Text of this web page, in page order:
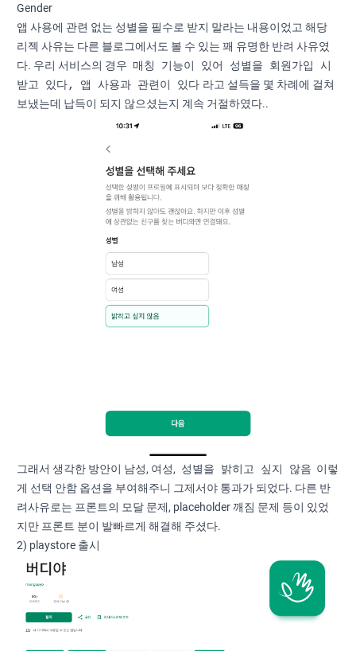
Gender
앱 사용에 관련 없는 성별을 필수로 받지 말라는 내용이었고 해당
리젝 사유는 다른 블로그에서도 볼 수 있는 꽤 유명한 반려 사유였
다. 우리 서비스의 경우 매칭 기능이 있어 성별을 회원가입 시
받고 있다, 앱 사용과 관련이 있다 라고 설득을 몇 차례에 걸쳐
보냈는데 납득이 되지 않으셨는지 계속 거절하였다..
그래서 생각한 방안이 남성, 여성, 성별을 밝히고 싶지 않음 이렇
게 선택 안함 옵션을 부여해주니 그제서야 통과가 되었다. 다른 반
려사유로는 프론트의 모달 문제, placeholder 깨짐 문제 등이 있었
지만 프론트 분이 발빠르게 해결해 주셨다.
2) playstore 출시